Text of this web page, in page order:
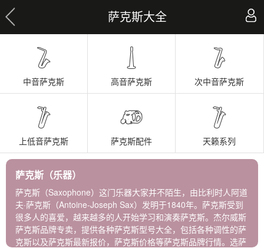
萨克斯大全
中音萨克斯 高音萨克斯 次中音萨克斯
上低音萨克斯 萨克斯配件 天籁系列
萨克斯（乐器）
萨克斯（Saxophone）这门乐器大家并不陌生，由比利时人阿道
夫·萨克斯（Antoine-Joseph Sax）发明于1840年。萨克斯受到
很多人的喜爱，越来越多的人开始学习和演奏萨克斯。杰尔威斯
萨克斯品牌专卖，提供各种萨克斯型号大全，包括各种调性的萨
克斯以及萨克斯最新报价，萨克斯价格等萨克斯品牌行情。选萨